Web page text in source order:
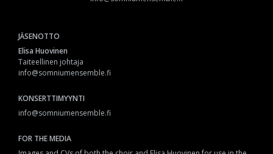
JÄSENOTTO
Elisa Huovinen
Taiteellinen johtaja
info@somniumensemble.fi
KONSERTTIMYYNTI
info@somniumensemble.fi
FOR THE MEDIA